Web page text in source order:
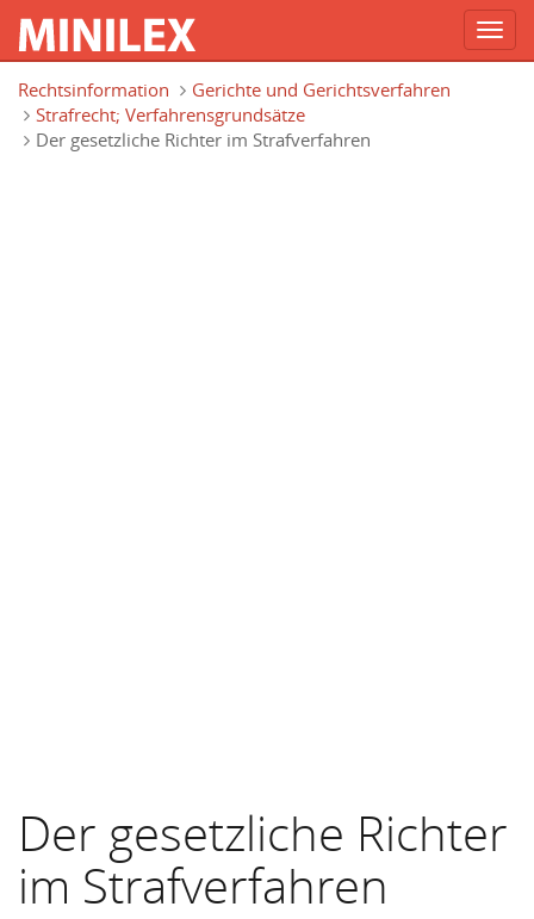
Rechtsinformation
Gerichte und Gerichtsverfahren
Strafrecht; Verfahrensgrundsätze
Der gesetzliche Richter im Strafverfahren
Der gesetzliche Richter
im Strafverfahren